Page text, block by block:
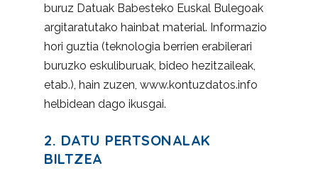
buruz Datuak Babesteko Euskal Bulegoak
argitaratutako hainbat material. Informazio
hori guztia (teknologia berrien erabilerari
buruzko eskuliburuak, bideo hezitzaileak,
etab.), hain zuzen, www.kontuzdatos.info
helbidean dago ikusgai.
2. DATU PERTSONALAK
BILTZEA